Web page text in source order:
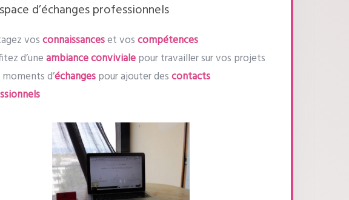
d’échanges professionnels
vosconnaissanceset voscompétences
d’uneambiance convivialepour travailler sur vos projets
d’échangespour ajouter descontacts